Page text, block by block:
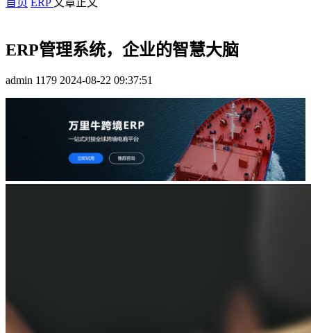
首页 ERP文章正文
ERP管理系统，企业的智慧大脑
admin 1179 2024-08-22 09:37:51